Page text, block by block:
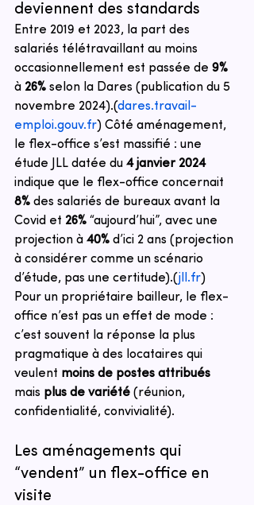
deviennent des standards
Entre 2019 et 2023, la part des
salariés télétravaillant au moins
occasionnellement est passée de 9%
à 26% selon la Dares (publication du 5
novembre 2024).(dares.travail-
emploi.gouv.fr) Côté aménagement,
le flex-office s’est massifié : une
étude JLL datée du 4 janvier 2024
indique que le flex-office concernait
8% des salariés de bureaux avant la
Covid et 26% “aujourd’hui”, avec une
projection à 40% d’ici 2 ans (projection
à considérer comme un scénario
d’étude, pas une certitude).(jll.fr)
Pour un propriétaire bailleur, le flex-
office n’est pas un effet de mode :
c’est souvent la réponse la plus
pragmatique à des locataires qui
veulent moins de postes attribués
mais plus de variété (réunion,
confidentialité, convivialité).
Les aménagements qui
“vendent” un flex-office en
visite